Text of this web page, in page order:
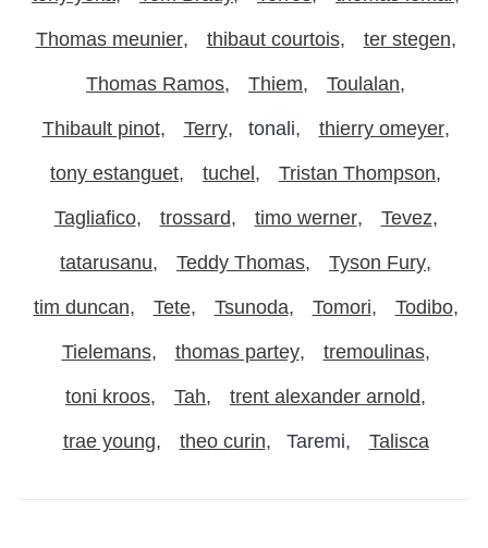
Thomas meunier thibaut courtois ter stegen
Thomas Ramos Thiem Toulalan
Thibault pinot Terry tonali thierry omeyer
tony estanguet tuchel Tristan Thompson
Tagliafico trossard timo werner Tevez
tatarusanu Teddy Thomas Tyson Fury
tim duncan Tete Tsunoda Tomori Todibo
Tielemans thomas partey tremoulinas
toni kroos Tah trent alexander arnold
trae young theo curin Taremi Talisca